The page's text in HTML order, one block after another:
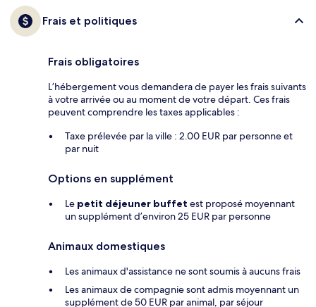
Frais et politiques
Frais obligatoires
L’hébergement vous demandera de payer les frais suivants
à votre arrivée ou au moment de votre départ. Ces frais
peuvent comprendre les taxes applicables :
Taxe prélevée par la ville : 2.00 EUR par personne et
par nuit
Options en supplément
Le petit déjeuner buffet est proposé moyennant
un supplément d’environ 25 EUR par personne
Animaux domestiques
Les animaux d'assistance ne sont soumis à aucuns frais
Les animaux de compagnie sont admis moyennant un
supplément de 50 EUR par animal, par séjour